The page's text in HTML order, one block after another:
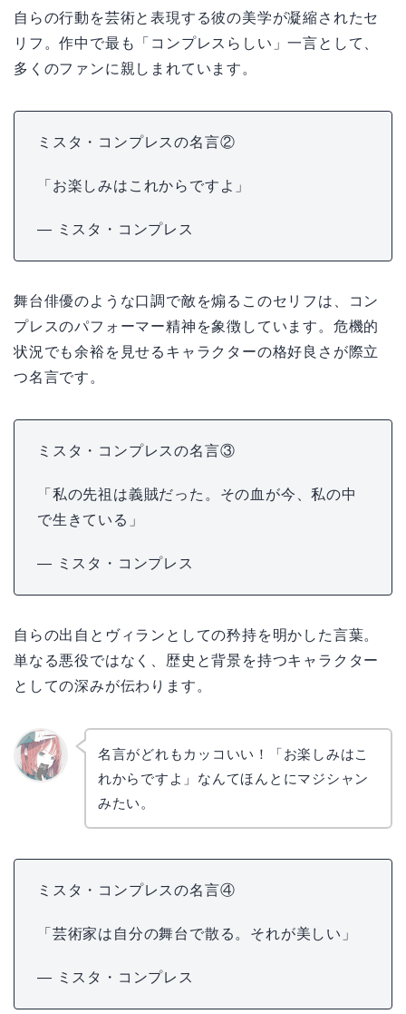
自らの行動を芸術と表現する彼の美学が凝縮されたセ
リフ。作中で最も「コンプレスらしい」一言として、
多くのファンに親しまれています。
ミスタ・コンプレスの名言②
「お楽しみはこれからですよ」
— ミスタ・コンプレス
舞台俳優のような口調で敵を煽るこのセリフは、コン
プレスのパフォーマー精神を象徴しています。危機的
状況でも余裕を見せるキャラクターの格好良さが際立
つ名言です。
ミスタ・コンプレスの名言③
「私の先祖は義賊だった。その血が今、私の中
で生きている」
— ミスタ・コンプレス
自らの出自とヴィランとしての矜持を明かした言葉。
単なる悪役ではなく、歴史と背景を持つキャラクター
としての深みが伝わります。
名言がどれもカッコいい！「お楽しみはこ
れからですよ」なんてほんとにマジシャン
みたい。
ミスタ・コンプレスの名言④
「芸術家は自分の舞台で散る。それが美しい」
— ミスタ・コンプレス